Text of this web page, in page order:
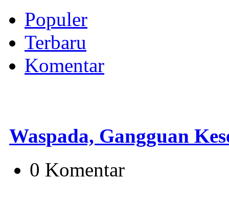
Populer
Terbaru
Komentar
Waspada, Gangguan
0 Komentar